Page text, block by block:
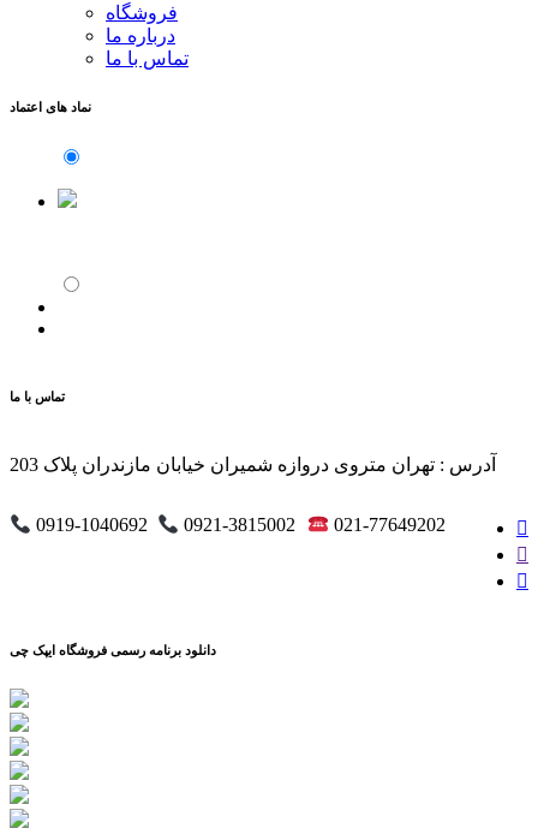
فروشگاه
درباره ما
تماس با ما
نماد های اعتماد
تماس با ما
آدرس : تهران متروی دروازه شمیران خیابان مازندران پلاک 203
0919-1040692 0921-3815002 021-77649202
دانلود برنامه رسمی فروشگاه ایپک چی